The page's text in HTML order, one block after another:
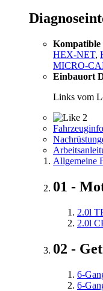
Kompatible
HEX-NET,
MICRO-
Einbauort
Links vom
2
Allgemeine
01 -
2.0l
2.0l
02 -
6-
6-